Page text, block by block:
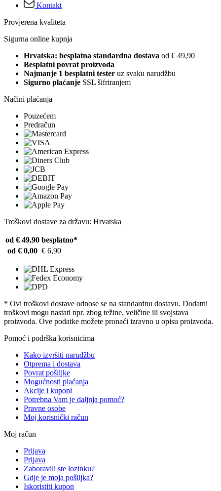
Kontakt
Provjerena kvaliteta
Sigurna online kupnja
Hrvatska: besplatna standardna dostava od € 49,90
Besplatni povrat proizvoda
Najmanje 1 besplatni tester uz svaku narudžbu
Sigurno plaćanje SSL šifriranjem
Načini plaćanja
Pouzećem
Predračun
Troškovi dostave za državu: Hrvatska
od € 49,90 besplatno*
od € 0,00 € 6,90
* Ovi troškovi dostave odnose se na standardnu ​​dostavu. Dodatni
troškovi mogu nastati npr. zbog težine, veličine ili svojstava
proizvoda. Ove podatke možete pronaći izravno u opisu proizvoda.
Pomoć i podrška korisnicima
Kako izvršiti narudžbu
Otprema i dostava
Povrat pošiljke
Mogućnosti plaćanja
Akcije i kuponi
Potrebna Vam je daljnja pomoć?
Pravne osobe
Moj korisnički račun
Moj račun
Prijava
Prijava
Zaboravili ste lozinku?
Gdje je moja pošiljka?
Iskoristiti kupon